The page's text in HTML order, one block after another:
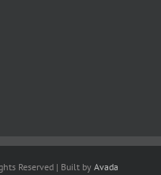
Reserved | Built byAvada